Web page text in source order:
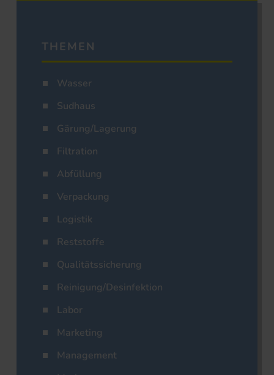
THEMEN
Wasser
Sudhaus
Gärung/Lagerung
Filtration
Abfüllung
Verpackung
Logistik
Reststoffe
Qualitätssicherung
Reinigung/Desinfektion
Labor
Marketing
Management